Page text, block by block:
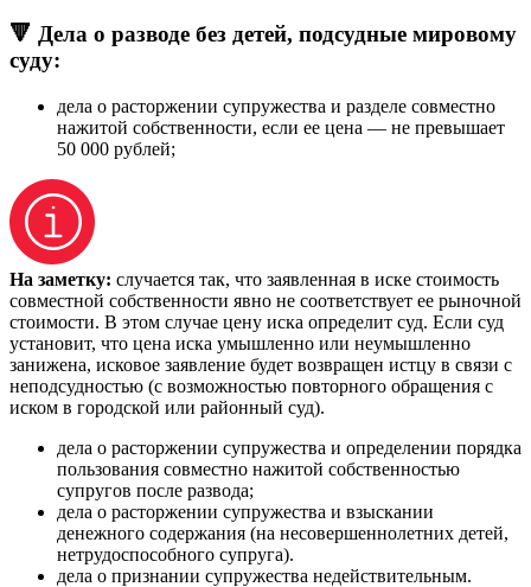
🔻 Дела о разводе без детей, подсудные мировому
суду:
дела о расторжении супружества и разделе совместно
нажитой собственности, если ее цена — не превышает
50 000 рублей;
На заметку: случается так, что заявленная в иске стоимость
совместной собственности явно не соответствует ее рыночной
стоимости. В этом случае цену иска определит суд. Если суд
установит, что цена иска умышленно или неумышленно
занижена, исковое заявление будет возвращен истцу в связи с
неподсудностью (с возможностью повторного обращения с
иском в городской или районный суд).
дела о расторжении супружества и определении порядка
пользования совместно нажитой собственностью
супругов после развода;
дела о расторжении супружества и взыскании
денежного содержания (на несовершеннолетних детей,
нетрудоспособного супруга).
дела о признании супружества недействительным.